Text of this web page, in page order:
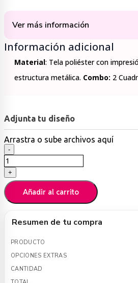
Ver más información
Información adicional
Material: Tela poliéster con
estructura metálica. Combo: 2
Adjunta tu diseño
Arrastra o sube archivos aquí
Cuadros
para
fotos
-
Dúo
cantidad
-
+
Añadir al carrito
Resumen de tu compra